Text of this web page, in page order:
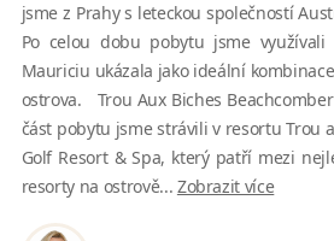
jsme z Prahy s leteckou společností
Po celou dobu pobytu jsme
Mauriciu ukázala jako ideální
ostrova. Trou Aux Biches
část pobytu jsme strávili v resortu Trou
Golf Resort & Spa, který patří mezi
resorty na ostrově... Zobrazit více